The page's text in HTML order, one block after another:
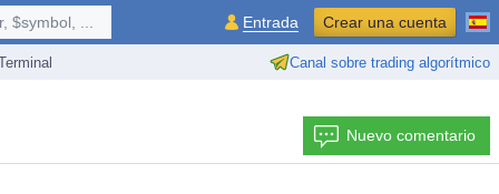
Canal sobre trading algorítmico
$symbol, ... Entrada Crear una cuenta
Nuevo comentario